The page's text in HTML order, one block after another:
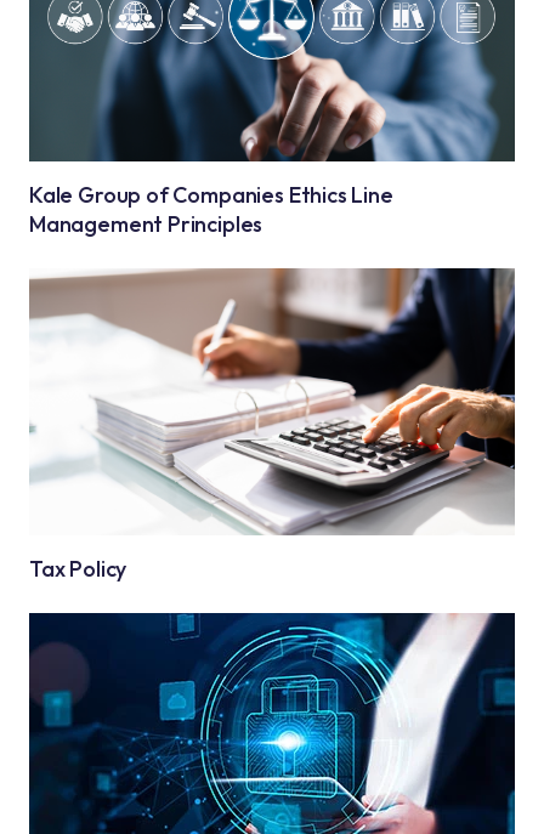
Kale Group of Companies Ethics Line
Management Principles
Tax Policy